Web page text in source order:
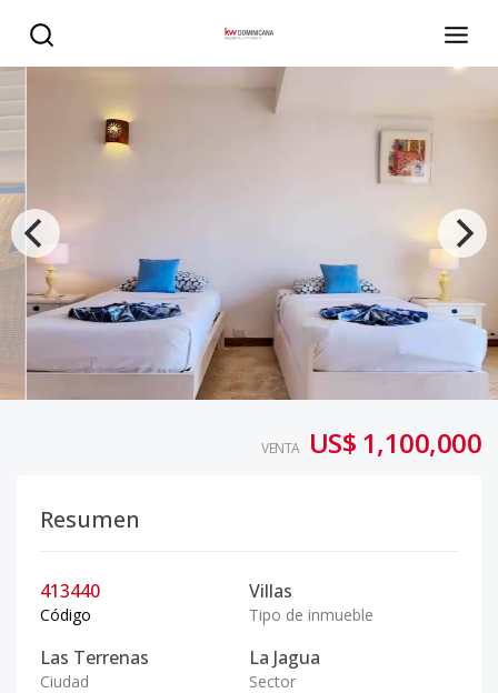
VENTA US$ 1,100,000
Resumen
413440
Código
Villas
Tipo de inmueble
Las Terrenas
Ciudad
La Jagua
Sector